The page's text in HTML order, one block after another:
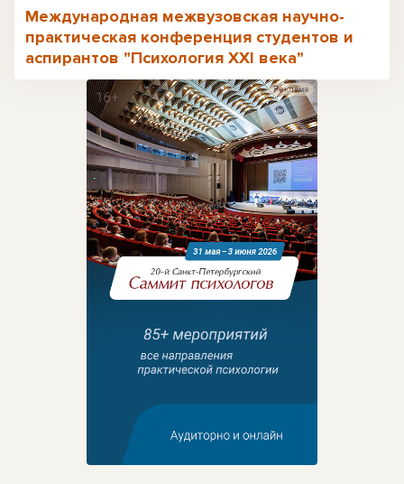
Реклама
Международная межвузовская научно-
практическая конференция студентов и
аспирантов "Психология XXI века"